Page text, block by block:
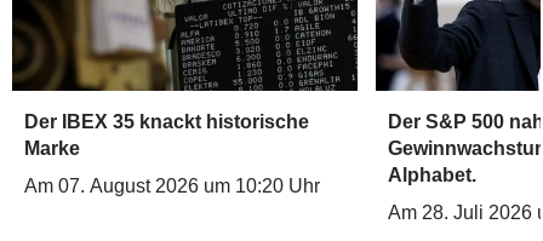
Der IBEX 35 knackt historische
Marke
Am 07. August 2026 um 10:20 Uhr
Der S&P 500
Alphabet.
Am 28. Juli 2026